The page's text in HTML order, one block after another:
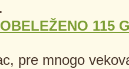
115
pre mnogo